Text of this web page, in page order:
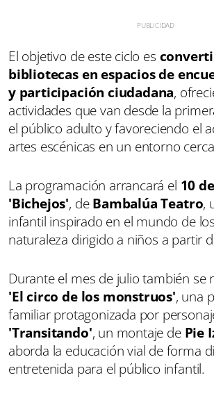
El objetivo de este ciclo es
bibliotecas en espacios de
y participación ciudadana,
actividades que van desde la
el público adulto y favoreciendo el
artes escénicas en un entorno
La programación arrancará el 10
'Bichejos', deBambalúa Teatro,
infantil inspirado en el mundo de
naturaleza dirigido a niños a partir
Durante el mes de julio también se
'El circo de los monstruos', una
familiar protagonizada por
'Transitando', un montaje de Pie
aborda la educación vial de forma
entretenida para el público infantil.